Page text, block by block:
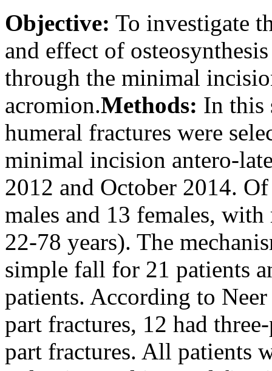
Objective: To investigate
and effect of
through the minimal
acromion.Methods: In this
humeral fractures were
minimal incision antero-
2012 and October 2014.
males and 13 females,
22-78 years). The
simple fall for 21 patients
patients. According to
part fractures, 12 had
part fractures. All patients